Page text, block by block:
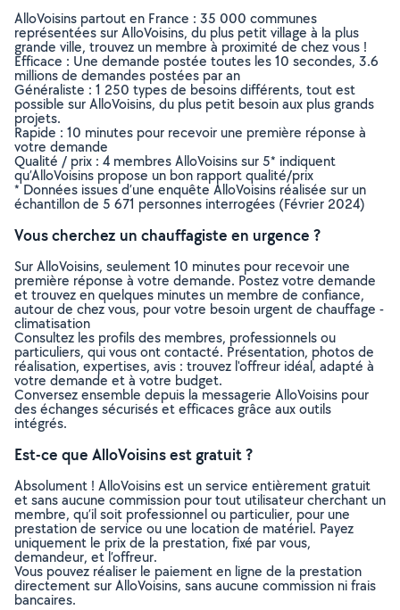
AlloVoisins partout en France : 35 000 communes
représentées sur AlloVoisins, du plus petit village à la plus
grande ville, trouvez un membre à proximité de chez vous !
Efficace : Une demande postée toutes les 10 secondes, 3.6
millions de demandes postées par an
Généraliste : 1 250 types de besoins différents, tout est
possible sur AlloVoisins, du plus petit besoin aux plus grands
projets.
Rapide : 10 minutes pour recevoir une première réponse à
votre demande
Qualité / prix : 4 membres AlloVoisins sur 5* indiquent
qu’AlloVoisins propose un bon rapport qualité/prix
* Données issues d’une enquête AlloVoisins réalisée sur un
échantillon de 5 671 personnes interrogées (Février 2024)
Vous cherchez un chauffagiste en urgence ?
Sur AlloVoisins, seulement 10 minutes pour recevoir une
première réponse à votre demande. Postez votre demande
et trouvez en quelques minutes un membre de confiance,
autour de chez vous, pour votre besoin urgent de chauffage -
climatisation
Consultez les profils des membres, professionnels ou
particuliers, qui vous ont contacté. Présentation, photos de
réalisation, expertises, avis : trouvez l'offreur idéal, adapté à
votre demande et à votre budget.
Conversez ensemble depuis la messagerie AlloVoisins pour
des échanges sécurisés et efficaces grâce aux outils
intégrés.
Est-ce que AlloVoisins est gratuit ?
Absolument ! AlloVoisins est un service entièrement gratuit
et sans aucune commission pour tout utilisateur cherchant un
membre, qu’il soit professionnel ou particulier, pour une
prestation de service ou une location de matériel. Payez
uniquement le prix de la prestation, fixé par vous,
demandeur, et l’offreur.
Vous pouvez réaliser le paiement en ligne de la prestation
directement sur AlloVoisins, sans aucune commission ni frais
bancaires.